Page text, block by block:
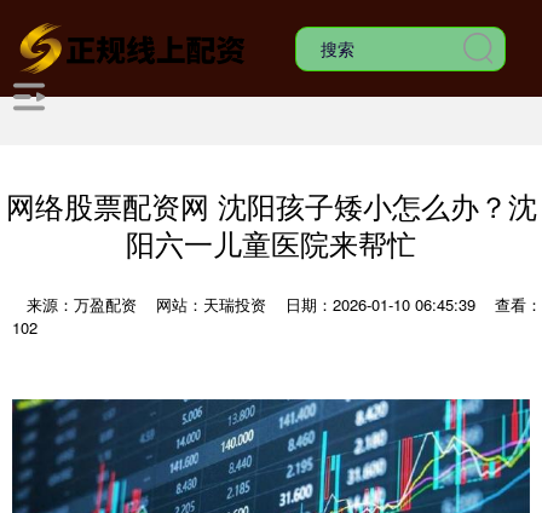
网络股票配资网 沈阳孩子矮小怎么办？沈
阳六一儿童医院来帮忙
来源：万盈配资 网站：天瑞投资 日期：2026-01-10 06:45:39
查看：
102